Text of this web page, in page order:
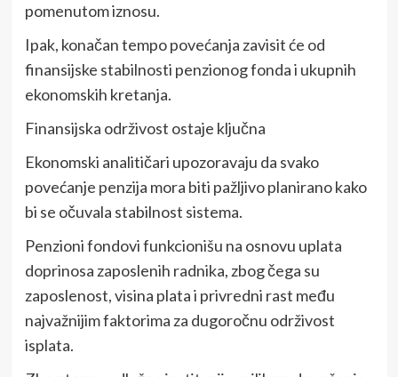
pomenutom iznosu.
Ipak, konačan tempo povećanja zavisit će od
finansijske stabilnosti penzionog fonda i ukupnih
ekonomskih kretanja.
Finansijska održivost ostaje ključna
Ekonomski analitičari upozoravaju da svako
povećanje penzija mora biti pažljivo planirano kako
bi se očuvala stabilnost sistema.
Penzioni fondovi funkcionišu na osnovu uplata
doprinosa zaposlenih radnika, zbog čega su
zaposlenost, visina plata i privredni rast među
najvažnijim faktorima za dugoročnu održivost
isplata.